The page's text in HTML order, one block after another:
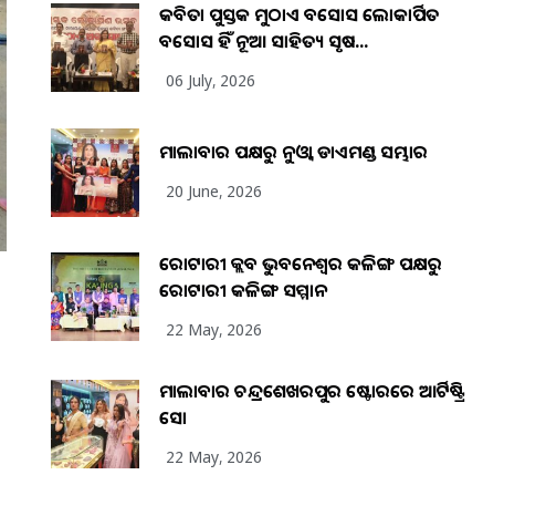
କବିତା ପୁସ୍ତକ ମୁଠାଏ ଅବସୋସ ଲୋକାର୍ପିତ
ଅବସୋସ ହିଁ ନୂଆ ସାହିତ୍ୟ ସୃଷ...
06 July, 2026
ମାଲାବାର ପକ୍ଷରୁ ନୁଓ୍ବା ଡାଏମଣ୍ଡ ସମ୍ଭାର
20 June, 2026
ରୋଟାରୀ କ୍ଲବ ଭୁବନେଶ୍ୱର କଳିଙ୍ଗ ପକ୍ଷରୁ
ରୋଟାରୀ କଳିଙ୍ଗ ସମ୍ମାନ
22 May, 2026
ମାଲାବାର ଚନ୍ଦ୍ରଶେଖରପୁର ଷ୍ଟୋରରେ ଆର୍ଟିଷ୍ଟ୍ରି
ସୋ
22 May, 2026